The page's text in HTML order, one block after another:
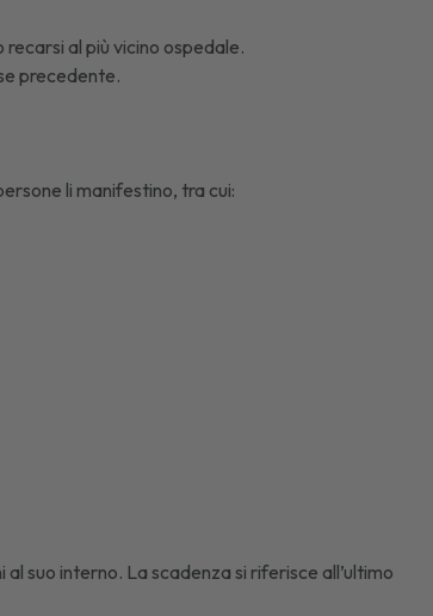
al più vicino ospedale.
precedente.
li manifestino, tra cui:
suo interno. La scadenza si riferisce all’ultimo